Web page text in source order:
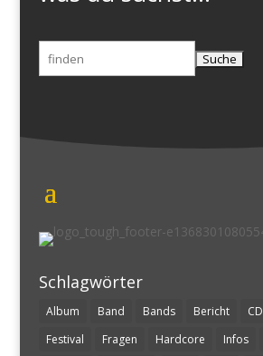
Suchen
nach:
Schlagwörter
Album Band Bands Bericht CD
Festival
Fragen Hardcore Infos